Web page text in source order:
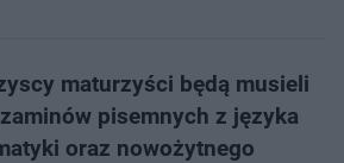
maturzyści będą musieli
pisemnych z języka
oraz nowożytnego